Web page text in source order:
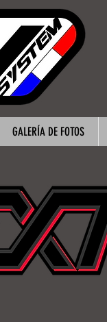
GALERÍA DE FOTOS